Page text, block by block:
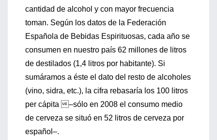
cantidad de alcohol y con mayor frecuencia
toman. Según los datos de la Federación
Española de Bebidas Espirituosas, cada año se
consumen en nuestro país 62 millones de litros
de destilados (1,4 litros por habitante). Si
sumáramos a éste el dato del resto de alcoholes
(vino, sidra, etc.), la cifra rebasaría los 100 litros
per cápita –sólo en 2008 el consumo medio
de cerveza se situó en 52 litros de cerveza por
español–.